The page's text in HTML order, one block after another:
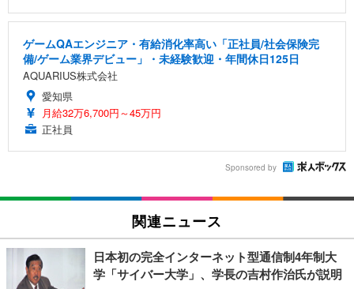
ゲームQAエンジニア・有給消化率高い「正社員/社会保険完
備/ゲーム業界デビュー」・未経験歓迎・年間休日125日
AQUARIUS株式会社
愛知県
月給32万6,700円～45万円
正社員
Sponsored by
関連ニュース
日本初の完全インターネット型通信制4年制大
学「サイバー大学」、学長の吉村作治氏が説明